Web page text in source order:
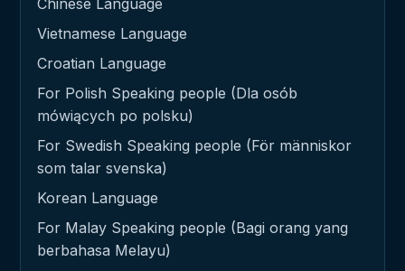
Vietnamese Language
Croatian Language
For Polish Speaking people (Dla osób
mówiących po polsku)
For Swedish Speaking people (För människor
som talar svenska)
Korean Language
For Malay Speaking people (Bagi orang yang
berbahasa Melayu)